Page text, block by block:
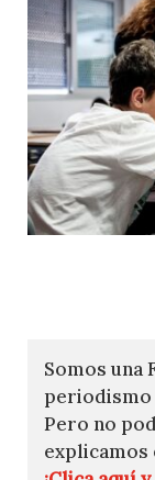
Somos una
periodismo
Pero no
explicamos